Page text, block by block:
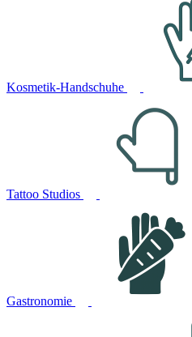
Kosmetik-Handschuhe
Tattoo Studios
Gastronomie